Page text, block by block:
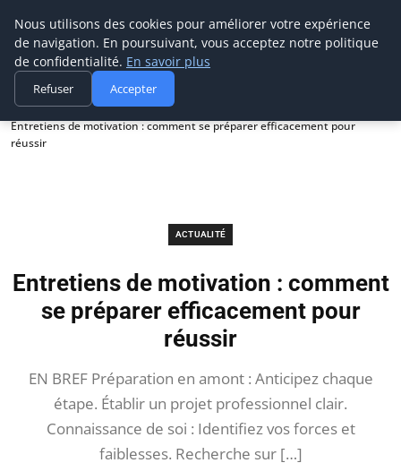
Prospection Pro
Accueil
Actualité
Entretiens de motivation : comment se préparer efficacement pour
réussir
ACTUALITÉ
Entretiens de motivation : comment
se préparer efficacement pour
réussir
EN BREF Préparation en amont : Anticipez chaque
étape. Établir un projet professionnel clair.
Connaissance de soi : Identifiez vos forces et
faiblesses. Recherche sur […]
Nous utilisons des cookies pour améliorer votre expérience
de navigation. En poursuivant, vous acceptez notre politique
de confidentialité. En savoir plus
Refuser Accepter